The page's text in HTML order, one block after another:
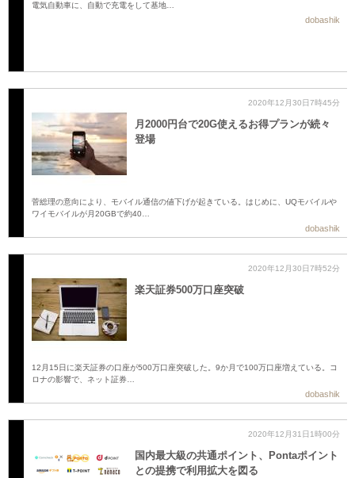
電気自動車に、自動で充電をして基地…
dobashik
2020年12月30日7時45分
月2000円台で20G使えるお得プランが続々
登場
菅総理の意向により、モバイル通信の値下げが起きている。はじめに、UQモバイルや
ワイモバイルが月20GBで約40…
dobashik
2020年12月30日7時52分
楽天証券500万口座突破
12月15日に楽天証券の口座が500万口座突破した。9か月で100万口座増えている。コ
ロナの影響で、ネット証券…
dobashik
2020年12月31日1時00分
国内最大級の共通ポイント、Pontaポイント
との提携で利用拡大を図る